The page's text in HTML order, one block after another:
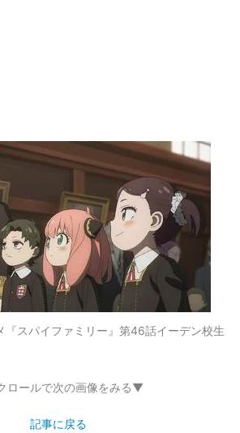
『スパイファミリー』第46話イーデン校生
ロールで次の画像をみる▼
記事に戻る